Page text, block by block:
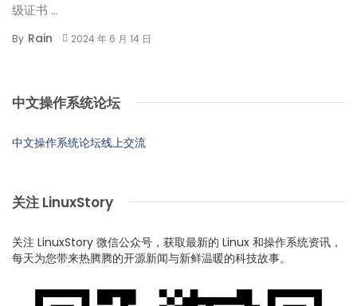
级证书 ...
By Rain 2024 年 6 月 14 日
中文操作系统论坛
中文操作系统论坛线上交流
关注 LinuxStory
关注 LinuxStory 微信公众号，获取最新的 Linux 和操作系统资讯，
每天为您带来热腾腾的开源新闻与新鲜温暖的科技故事。